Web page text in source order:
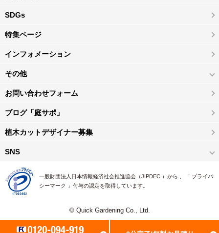
SDGs
特集ページ
インフォメーション
その他
お問い合わせフォーム
ブログ「庭サポ」
植木カットデザイナー募集
SNS
一般財団法人日本情報経済社会推進協会（JIPDEC ）から 、「 プライバ
シーマーク 」付与の認定を取得しています。
© Quick Gardening Co., Ltd.